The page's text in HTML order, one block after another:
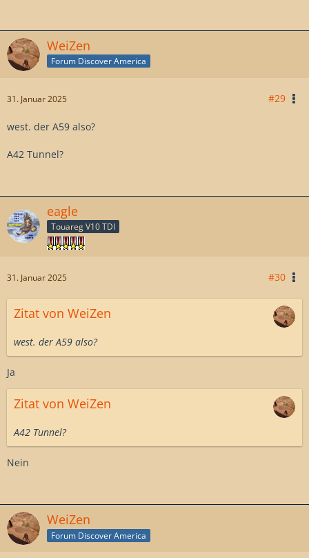
WeiZen
Forum Discover America
31. Januar 2025 #29
west. der A59 also?
A42 Tunnel?
eagle
Touareg V10 TDI
31. Januar 2025 #30
Zitat von WeiZen
west. der A59 also?
Ja
Zitat von WeiZen
A42 Tunnel?
Nein
WeiZen
Forum Discover America